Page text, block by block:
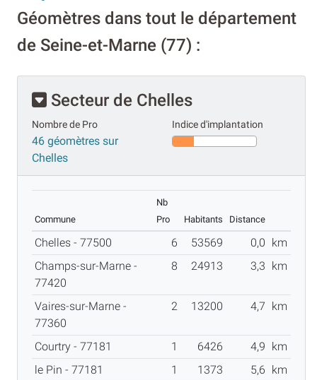
Géomètres dans tout le département
de Seine-et-Marne (77) :
Secteur de Chelles
Nombre de Pro
46 géomètres sur
Chelles
Indice d'implantation
Commune
Nb
Pro
Habitants Distance
Chelles - 77500 6 53569 0,0 km
Champs-sur-Marne -
77420
8 24913 3,3 km
Vaires-sur-Marne -
77360
2 13200 4,7 km
Courtry - 77181 1 6426 4,9 km
le Pin - 77181
1 1373 5,6 km